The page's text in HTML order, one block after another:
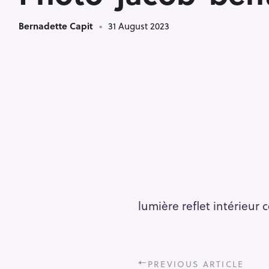
Bernadette Capit 31 August 2023
lumière reflet intérieur
P PREVIOUS ARTICLE